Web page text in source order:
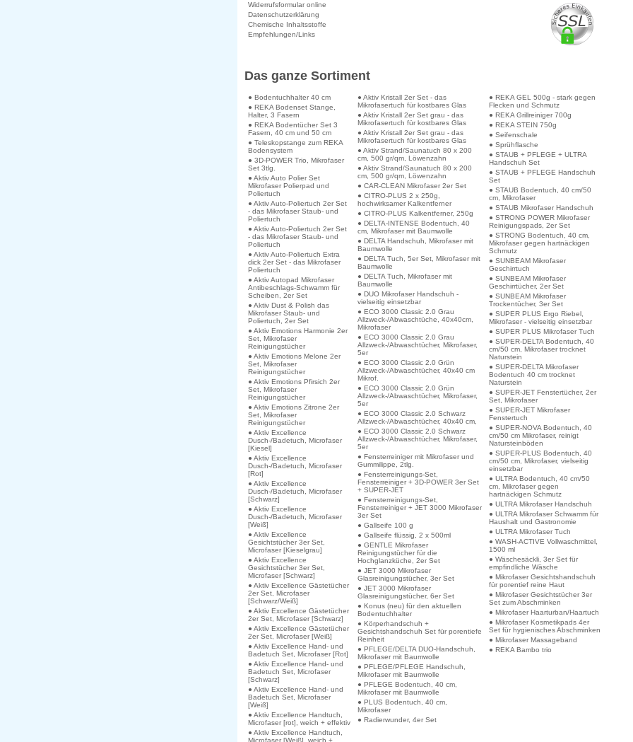
Widerrufsformular online
Datenschutzerklärung
Chemische Inhaltsstoffe
Empfehlungen/Links
Das ganze Sortiment
● Bodentuchhalter 40 cm
● REKA Bodenset Stange,
Halter, 3 Fasern
● REKA Bodentücher Set 3
Fasern, 40 cm und 50 cm
● Teleskopstange zum REKA
Bodensystem
● 3D-POWER Trio, Mikrofaser
Set 3tlg.
● Aktiv Auto Polier Set
Mikrofaser Polierpad und
Poliertuch
● Aktiv Auto-Poliertuch 2er Set
- das Mikrofaser Staub- und
Poliertuch
● Aktiv Auto-Poliertuch 2er Set
- das Mikrofaser Staub- und
Poliertuch
● Aktiv Auto-Poliertuch Extra
dick 2er Set - das Mikrofaser
Poliertuch
● Aktiv Autopad Mikrofaser
Antibeschlags-Schwamm für
Scheiben, 2er Set
● Aktiv Dust & Polish das
Mikrofaser Staub- und
Poliertuch, 2er Set
● Aktiv Emotions Harmonie 2er
Set, Mikrofaser
Reinigungstücher
● Aktiv Emotions Melone 2er
Set, Mikrofaser
Reinigungstücher
● Aktiv Emotions Pfirsich 2er
Set, Mikrofaser
Reinigungstücher
● Aktiv Emotions Zitrone 2er
Set, Mikrofaser
Reinigungstücher
● Aktiv Excellence
Dusch-/Badetuch, Microfaser
[Kiesel]
● Aktiv Excellence
Dusch-/Badetuch, Microfaser
[Rot]
● Aktiv Excellence
Dusch-/Badetuch, Microfaser
[Schwarz]
● Aktiv Excellence
Dusch-/Badetuch, Microfaser
[Weiß]
● Aktiv Excellence
Gesichtstücher 3er Set,
Microfaser [Kieselgrau]
● Aktiv Excellence
Gesichtstücher 3er Set,
Microfaser [Schwarz]
● Aktiv Excellence Gästetücher
2er Set, Microfaser
[Schwarz/Weiß]
● Aktiv Excellence Gästetücher
2er Set, Microfaser [Schwarz]
● Aktiv Excellence Gästetücher
2er Set, Microfaser [Weiß]
● Aktiv Excellence Hand- und
Badetuch Set, Microfaser [Rot]
● Aktiv Excellence Hand- und
Badetuch Set, Microfaser
[Schwarz]
● Aktiv Excellence Hand- und
Badetuch Set, Microfaser
[Weiß]
● Aktiv Excellence Handtuch,
Microfaser [rot], weich + effektiv
● Aktiv Excellence Handtuch,
● Aktiv Kristall 2er Set - das
Mikrofasertuch für kostbares Glas
● Aktiv Kristall 2er Set grau - das
Mikrofasertuch für kostbares Glas
● Aktiv Kristall 2er Set grau - das
Mikrofasertuch für kostbares Glas
● Aktiv Strand/Saunatuch 80 x 200
cm, 500 gr/qm, Löwenzahn
● Aktiv Strand/Saunatuch 80 x 200
cm, 500 gr/qm, Löwenzahn
● CAR-CLEAN Mikrofaser 2er Set
● CITRO-PLUS 2 x 250g,
hochwirksamer Kalkentferner
● CITRO-PLUS Kalkentferner, 250g
● DELTA-INTENSE Bodentuch, 40
cm, Mikrofaser mit Baumwolle
● DELTA Handschuh, Mikrofaser mit
Baumwolle
● DELTA Tuch, 5er Set, Mikrofaser mit
Baumwolle
● DELTA Tuch, Mikrofaser mit
Baumwolle
● DUO Mikrofaser Handschuh -
vielseitig einsetzbar
● ECO 3000 Classic 2.0 Grau
Allzweck-/Abwaschtüche, 40x40cm,
Mikrofaser
● ECO 3000 Classic 2.0 Grau
Allzweck-/Abwaschtücher, Mikrofaser,
5er
● ECO 3000 Classic 2.0 Grün
Allzweck-/Abwaschtücher, 40x40 cm
Mikrof.
● ECO 3000 Classic 2.0 Grün
Allzweck-/Abwaschtücher, Mikrofaser,
5er
● ECO 3000 Classic 2.0 Schwarz
Allzweck-/Abwaschtücher, 40x40 cm,
● ECO 3000 Classic 2.0 Schwarz
Allzweck-/Abwaschtücher, Mikrofaser,
5er
● Fensterreiniger mit Mikrofaser und
Gummilippe, 2tlg.
● Fensterreinigungs-Set,
Fensterreiniger + 3D-POWER 3er Set
+ SUPER-JET
● Fensterreinigungs-Set,
Fensterreiniger + JET 3000 Mikrofaser
3er Set
● Gallseife 100 g
● Gallseife flüssig, 2 x 500ml
● GENTLE Mikrofaser
Reinigungstücher für die
Hochglanzküche, 2er Set
● JET 3000 Mikrofaser
Glasreinigungstücher, 3er Set
● JET 3000 Mikrofaser
Glasreinigungstücher, 6er Set
● Konus (neu) für den aktuellen
Bodentuchhalter
● Körperhandschuh +
Gesichtshandschuh Set für porentiefe
Reinheit
● PFLEGE/DELTA DUO-Handschuh,
Mikrofaser mit Baumwolle
● PFLEGE/PFLEGE Handschuh,
Mikrofaser mit Baumwolle
● PFLEGE Bodentuch, 40 cm,
Mikrofaser mit Baumwolle
● PLUS Bodentuch, 40 cm,
Mikrofaser
● Radierwunder, 4er Set
● REKA GEL 500g - stark gegen
Flecken und Schmutz
● REKA Grillreiniger 700g
● REKA STEIN 750g
● Seifenschale
● Sprühflasche
● STAUB + PFLEGE + ULTRA
Handschuh Set
● STAUB + PFLEGE Handschuh
Set
● STAUB Bodentuch, 40 cm/50
cm, Mikrofaser
● STAUB Mikrofaser Handschuh
● STRONG POWER Mikrofaser
Reinigungspads, 2er Set
● STRONG Bodentuch, 40 cm,
Mikrofaser gegen hartnäckigen
Schmutz
● SUNBEAM Mikrofaser
Geschirrtuch
● SUNBEAM Mikrofaser
Geschirrtücher, 2er Set
● SUNBEAM Mikrofaser
Trockentücher, 3er Set
● SUPER PLUS Ergo Riebel,
Mikrofaser - vielseitig einsetzbar
● SUPER PLUS Mikrofaser Tuch
● SUPER-DELTA Bodentuch, 40
cm/50 cm, Mikrofaser trocknet
Naturstein
● SUPER-DELTA Mikrofaser
Bodentuch 40 cm trocknet
Naturstein
● SUPER-JET Fenstertücher, 2er
Set, Mikrofaser
● SUPER-JET Mikrofaser
Fenstertuch
● SUPER-NOVA Bodentuch, 40
cm/50 cm Mikrofaser, reinigt
Natursteinböden
● SUPER-PLUS Bodentuch, 40
cm/50 cm, Mikrofaser, vielseitig
einsetzbar
● ULTRA Bodentuch, 40 cm/50
cm, Mikrofaser gegen
hartnäckigen Schmutz
● ULTRA Mikrofaser Handschuh
● ULTRA Mikrofaser Schwamm für
Haushalt und Gastronomie
● ULTRA Mikrofaser Tuch
● WASH-ACTIVE Vollwaschmittel,
1500 ml
● Wäschesäckli, 3er Set für
empfindliche Wäsche
● Mikrofaser Gesichtshandschuh
für porentief reine Haut
● Mikrofaser Gesichtstücher 3er
Set zum Abschminken
● Mikrofaser Haarturban/Haartuch
● Mikrofaser Kosmetikpads 4er
Set für hygienisches Abschminken
● Mikrofaser Massageband
● REKA Bambo trio